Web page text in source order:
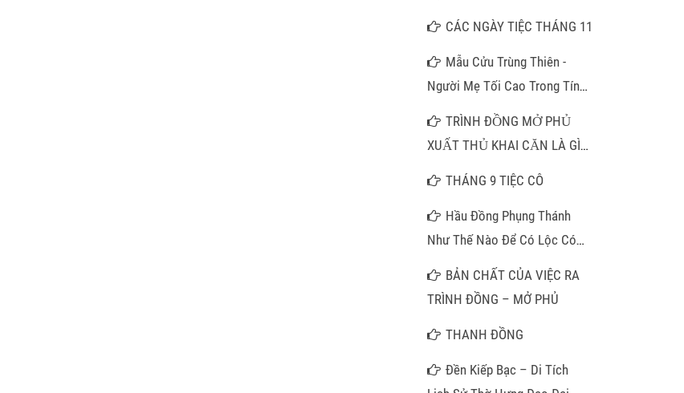
CÁC NGÀY TIỆC THÁNG 11
Mẫu Cửu Trùng Thiên -
Người Mẹ Tối Cao Trong Tín
Ngưỡng Thờ Mẫu
TRÌNH ĐỒNG MỞ PHỦ
XUẤT THỦ KHAI CĂN LÀ GÌ
THÁNG 9 TIỆC CÔ
Hầu Đồng Phụng Thánh
Như Thế Nào Để Có Lộc Có
Phúc?
BẢN CHẤT CỦA VIỆC RA
TRÌNH ĐỒNG – MỞ PHỦ
THANH ĐỒNG
Đền Kiếp Bạc – Di Tích